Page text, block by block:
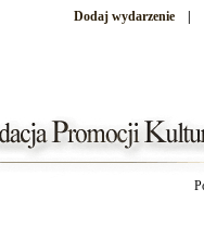
Dodaj wydarzenie